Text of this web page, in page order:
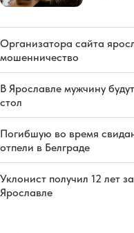
Организатора сайта
мошенничество
В Ярославле мужчину
стол
Погибшую во время
отпели в Белграде
Уклонист получил 12 лет
Ярославле